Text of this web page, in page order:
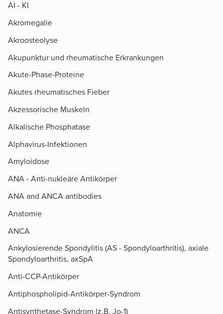
AI - KI
Akromegalie
Akroosteolyse
Akupunktur und rheumatische Erkrankungen
Akute-Phase-Proteine
Akutes rheumatisches Fieber
Akzessorische Muskeln
Alkalische Phosphatase
Alphavirus-Infektionen
Amyloidose
ANA - Anti-nukleäre Antikörper
ANA and ANCA antibodies
Anatomie
ANCA
Ankylosierende Spondylitis (AS - Spondyloarthritis), axiale
Spondyloarthritis, axSpA
Anti-CCP-Antikörper
Antiphospholipid-Antikörper-Syndrom
Antisynthetase-Syndrom (z.B. Jo-1)